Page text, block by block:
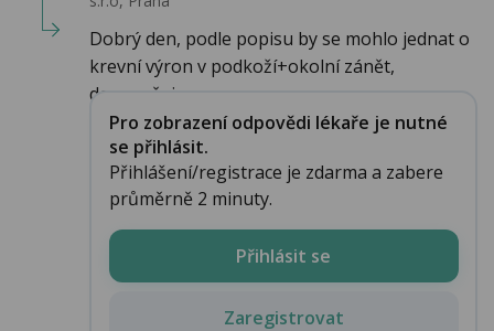
Dobrý den, podle popisu by se mohlo jednat o
krevní výron v podkoží+okolní zánět,
doporučuj...
Pro zobrazení odpovědi lékaře je nutné
se přihlásit.
Přihlášení/registrace je zdarma a zabere
průměrně 2 minuty.
Přihlásit se
Zaregistrovat